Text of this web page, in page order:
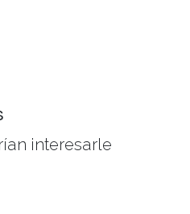
interesarle